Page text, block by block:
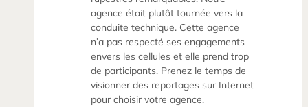
agence était plutôt tournée vers la
conduite technique. Cette agence
n’a pas respecté ses engagements
envers les cellules et elle prend trop
de participants. Prenez le temps de
visionner des reportages sur Internet
pour choisir votre agence.